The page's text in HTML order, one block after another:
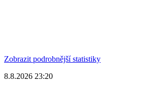
Zobrazit podrobnější statistiky
8.8.2026 23:20